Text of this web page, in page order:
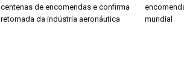
centenas de encomendas e confirma
retomada da indústria aeronáutica
mundial